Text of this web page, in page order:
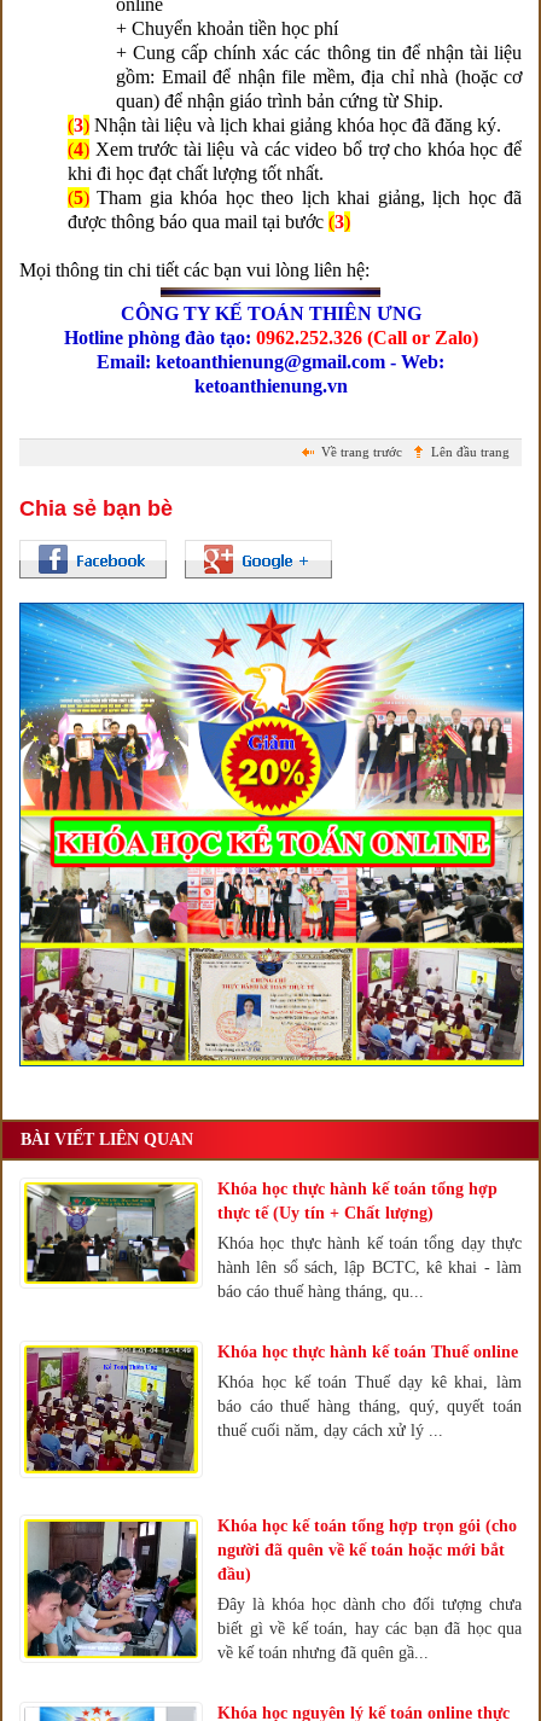
online
+ Chuyển khoản tiền học phí
+ Cung cấp chính xác các thông tin để nhận tài liệu
gồm: Email để nhận file mềm, địa chỉ nhà (hoặc cơ
quan) để nhận giáo trình bản cứng từ Ship.
(3) Nhận tài liệu và lịch khai giảng khóa học đã đăng ký.
(4) Xem trước tài liệu và các video bổ trợ cho khóa học để
khi đi học đạt chất lượng tốt nhất.
(5) Tham gia khóa học theo lịch khai giảng, lịch học đã
được thông báo qua mail tại bước (3)
Mọi thông tin chi tiết các bạn vui lòng liên hệ:
CÔNG TY KẾ TOÁN THIÊN ƯNG
Hotline phòng đào tạo: 0962.252.326 (Call or Zalo)
Email: ketoanthienung@gmail.com - Web:
ketoanthienung.vn
Lên đầu trang
Về trang trước
Chia sẻ bạn bè
BÀI VIẾT LIÊN QUAN
Khóa học thực hành kế toán tổng hợp
thực tế (Uy tín + Chất lượng)
Khóa học thực hành kế toán tổng dạy thực
hành lên sổ sách, lập BCTC, kê khai - làm
báo cáo thuế hàng tháng, qu...
Khóa học thực hành kế toán Thuế online
Khóa học kế toán Thuế dạy kê khai, làm
báo cáo thuế hàng tháng, quý, quyết toán
thuế cuối năm, dạy cách xử lý ...
Khóa học kế toán tổng hợp trọn gói (cho
người đã quên về kế toán hoặc mới bắt
đầu)
Đây là khóa học dành cho đối tượng chưa
biết gì về kế toán, hay các bạn đã học qua
về kế toán nhưng đã quên gầ...
Khóa học nguyên lý kế toán online thực